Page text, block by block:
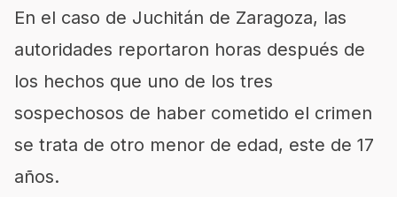
En el caso de Juchitán de Zaragoza, las
autoridades reportaron horas después de
los hechos que uno de los tres
sospechosos de haber cometido el crimen
se trata de otro menor de edad, este de 17
años.